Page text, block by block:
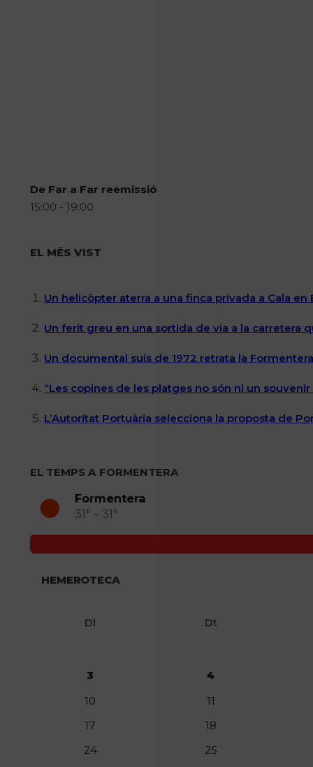
De Far a Far reemissió
15:00 - 19:00
EL MÉS VIST
Un helicòpter aterra a una finca privada a Cala
Un ferit greu en una sortida de via a la carretera
Un documental suís de 1972 retrata la
“Les copines de les platges no són ni un
L’Autoritat Portuària selecciona la proposta de
EL TEMPS A FORMENTERA
Formentera
31° – 31°
HEMEROTECA
Dl Dt
3
4
10
11
17
18
24
25